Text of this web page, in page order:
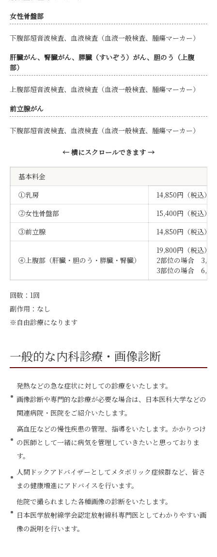
女性骨盤部
下腹部超音波検査、血液検査（血液一般検査、腫瘍マーカー）
肝臓がん、腎臓がん、膵臓（すいぞう）がん、胆のう（上腹
部）
上腹部超音波検査、血液検査（血液一般検査、腫瘍マーカー）
前立腺がん
下腹部超音波検査、血液検査（血液一般検査、腫瘍マーカー）
← 横にスクロールできます →
基本料金
①乳房
14,850円（税込）
②女性骨盤部
15,400円（税込）
③前立腺
14,850円（税込）
④上腹部（肝臓・胆のう・膵臓・腎臓）
19,800円（税込）
2部位の場合
3部位の場合
回数：1回
副作用：なし
※自由診療になります
一般的な内科診療・画像診断
発熱などの急な症状に対しての診療をいたします。
画像診断や専門的な診療が必要な場合は、日本医科大学などの
関連病院・医院をご紹介いたします。
高血圧などの慢性疾患の管理、指導をいたします。かかりつけ
の医師として一緒に病気を管理していきたいと思っておりま
す。
人間ドックアドバイザーとしてメタボリック症候群など、皆さ
まの健康増進にアドバイスを行います。
他院で撮られました各種画像の診断をいたします。
日本医学放射線学会認定放射線科専門医としてわかりやすい画
像の説明を行います。